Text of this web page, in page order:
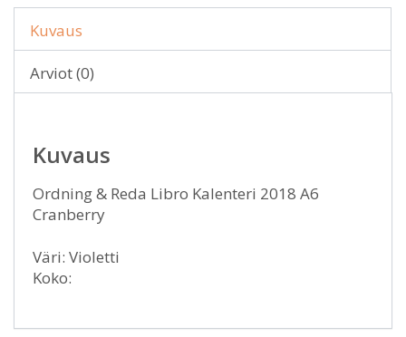
Kuvaus
Arviot (0)
Kuvaus
Ordning & Reda Libro Kalenteri 2018 A6
Cranberry
Väri: Violetti
Koko: